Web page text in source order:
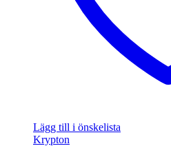
Lägg till i önskelista
Krypton